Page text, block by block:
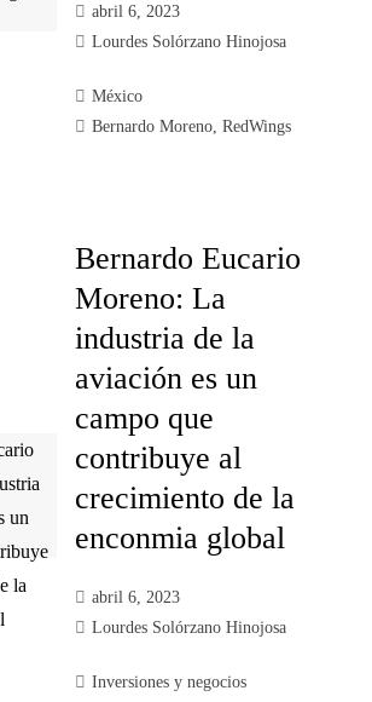
abril 6, 2023
Lourdes Solórzano Hinojosa
México
Bernardo Moreno, RedWings
Bernardo Eucario
Moreno: La
industria de la
aviación es un
campo que
contribuye al
crecimiento de la
enconmia global
abril 6, 2023
Lourdes Solórzano Hinojosa
Inversiones y negocios